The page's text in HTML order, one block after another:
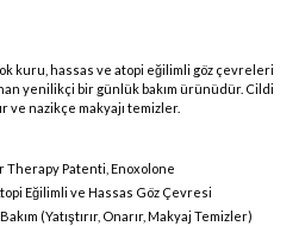
kuru, hassas ve atopi eğilimli göz çevreleri
yenilikçi bir günlük bakım ürünüdür. Cildi
ve nazikçe makyajı temizler.
Therapy Patenti, Enoxolone
Eğilimli ve Hassas Göz Çevresi
(Yatıştırır, Onarır, Makyaj Temizler)